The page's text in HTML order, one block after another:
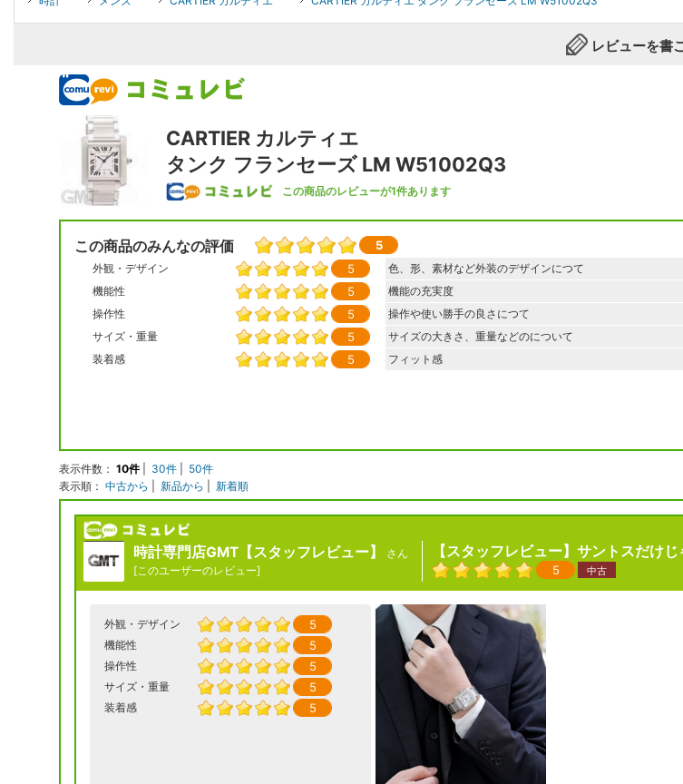
レビューを書
CARTIER カルティエ
タンク フランセーズ LM W51002Q3
この商品のレビューが1件あります
この商品のみんなの評価 5
外観・デザイン 5
色、形、素材など外装のデザインにつて
機能性
5
機能の充実度
操作性
5
操作や使い勝手の良さにつて
サイズ・重量
5
サイズの大きさ、重量などのについて
装着感
5 フィット感
表示件数： 10件| 30件
50件
表示順： 中古から 新品から 新着順
時計専門店GMT【スタッフレビュー】
さん
[このユーザーのレビュー]
【スタッフレビュー】サントスだけ
5 中古
外観・デザイン 5
機能性 5
操作性 5
サイズ・重量 5
装着感 5